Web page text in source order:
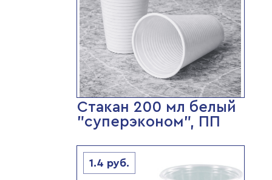
Стакан 200 мл белый
"суперэконом", ПП
1.4 руб.